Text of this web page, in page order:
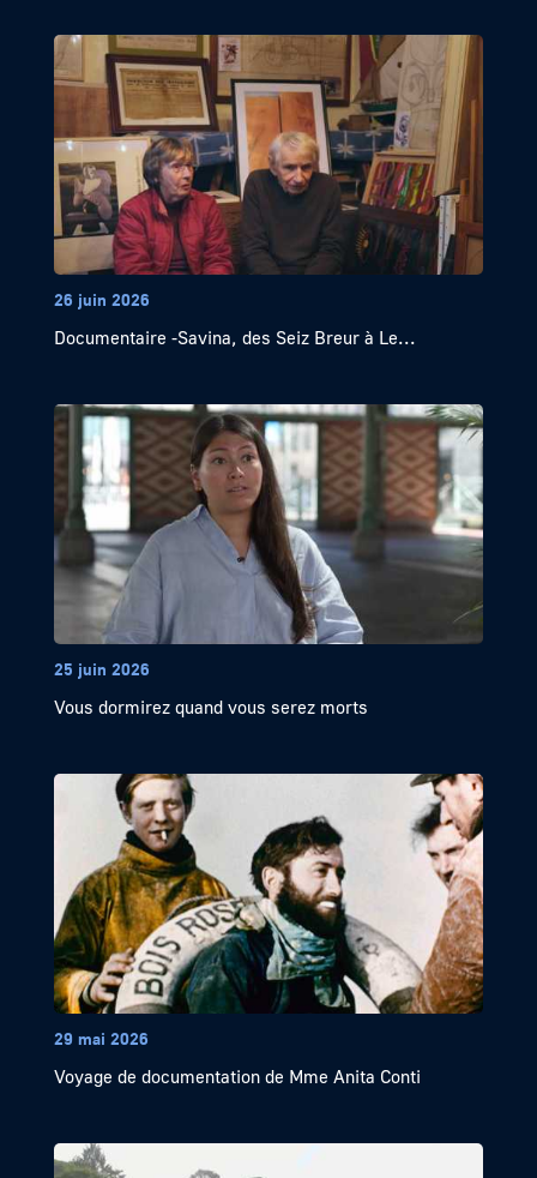
26 juin 2026
Documentaire -Savina, des Seiz Breur à Le...
25 juin 2026
Vous dormirez quand vous serez morts
29 mai 2026
Voyage de documentation de Mme Anita Conti